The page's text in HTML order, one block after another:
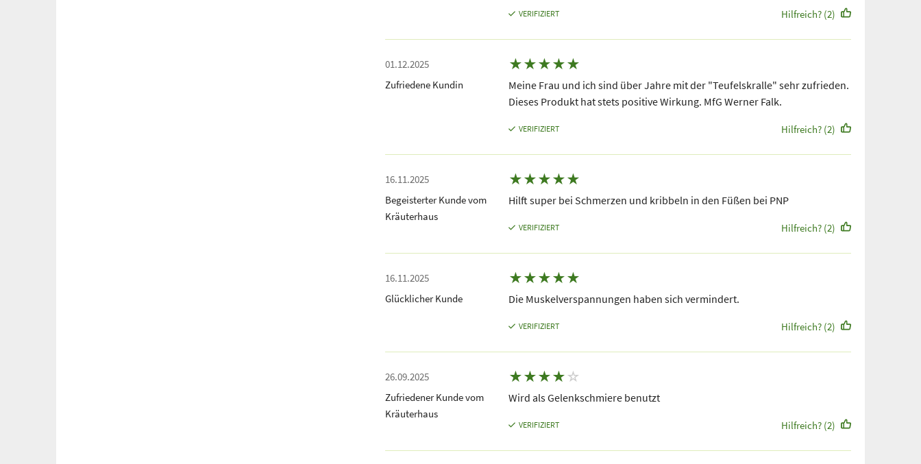
VERIFIZIERT Hilfreich? (2)
01.12.2025
Zufriedene Kundin
★★★★★
Meine Frau und ich sind über Jahre mit der "Teufelskralle" sehr zufrieden.
Dieses Produkt hat stets positive Wirkung. MfG Werner Falk.
VERIFIZIERT Hilfreich? (2)
16.11.2025
Begeisterter Kunde vom
Kräuterhaus
★★★★★
Hilft super bei Schmerzen und kribbeln in den Füßen bei PNP
VERIFIZIERT Hilfreich? (2)
16.11.2025
Glücklicher Kunde
★★★★★
Die Muskelverspannungen haben sich vermindert.
VERIFIZIERT Hilfreich? (2)
26.09.2025
Zufriedener Kunde vom
Kräuterhaus
★★★★ ☆
Wird als Gelenkschmiere benutzt
VERIFIZIERT Hilfreich? (2)